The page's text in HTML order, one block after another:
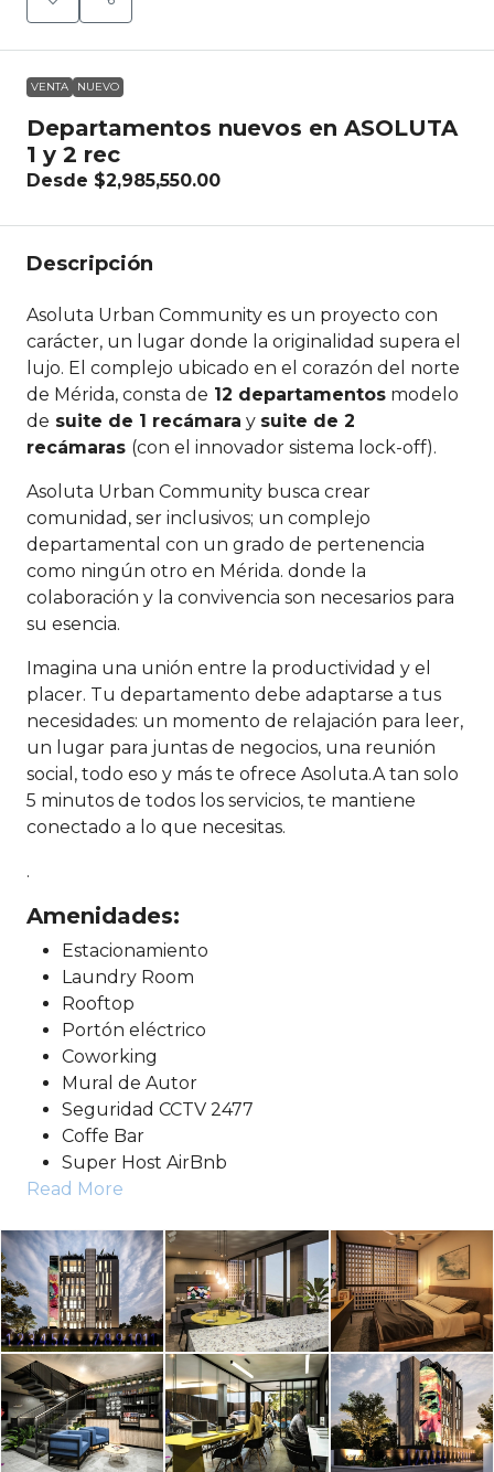
VENTA NUEVO
Departamentos nuevos en ASOLUTA
1 y 2 rec
Desde $2,985,550.00
Descripción
Asoluta Urban Community es un proyecto con
carácter, un lugar donde la originalidad supera el
lujo. El complejo ubicado en el corazón del norte
de Mérida, consta de 12 departamentos modelo
de suite de 1 recámara y suite de 2
recámaras (con el innovador sistema lock-off).
Asoluta Urban Community busca crear
comunidad, ser inclusivos; un complejo
departamental con un grado de pertenencia
como ningún otro en Mérida. donde la
colaboración y la convivencia son necesarios para
su esencia.
Imagina una unión entre la productividad y el
placer. Tu departamento debe adaptarse a tus
necesidades: un momento de relajación para leer,
un lugar para juntas de negocios, una reunión
social, todo eso y más te ofrece Asoluta.A tan solo
5 minutos de todos los servicios, te mantiene
conectado a lo que necesitas.
.
Amenidades:
Estacionamiento
Laundry Room
Rooftop
Portón eléctrico
Coworking
Mural de Autor
Seguridad CCTV 2477
Coffe Bar
Super Host AirBnb
Read More